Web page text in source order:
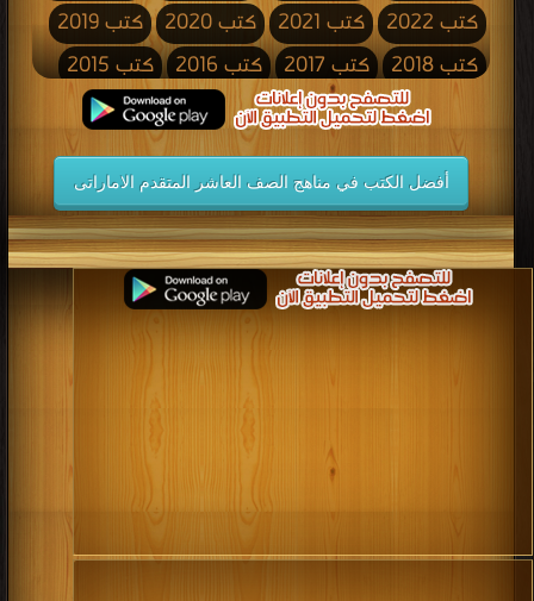
كتب 2022
كتب 2021 كتب 2020
كتب 2019
كتب 2018
كتب 2017 كتب 2016
كتب 2015
كتب 2013 كتب 2012
كتب 2011
كتب 2010
كتب 2009 كتب 2008
كتب 2007
كتب 2006
كتب 2005 كتب 2004
كتب 2003
كتب 2002
كتب 2001 كتب 2000
كتب 1999
كتب 1998
كتب 1997 كتب 1996
كتب 1995
كتب 1994
كتب 1993 كتب 1992
كتب 1991
كتب 1984
كتب 1981 كتب 1980
كتب 1979
كتب 1976
كتب 1975
كتب 1973
أفضل الكتب في مناهج الصف العاشر المتقدم الاماراتى